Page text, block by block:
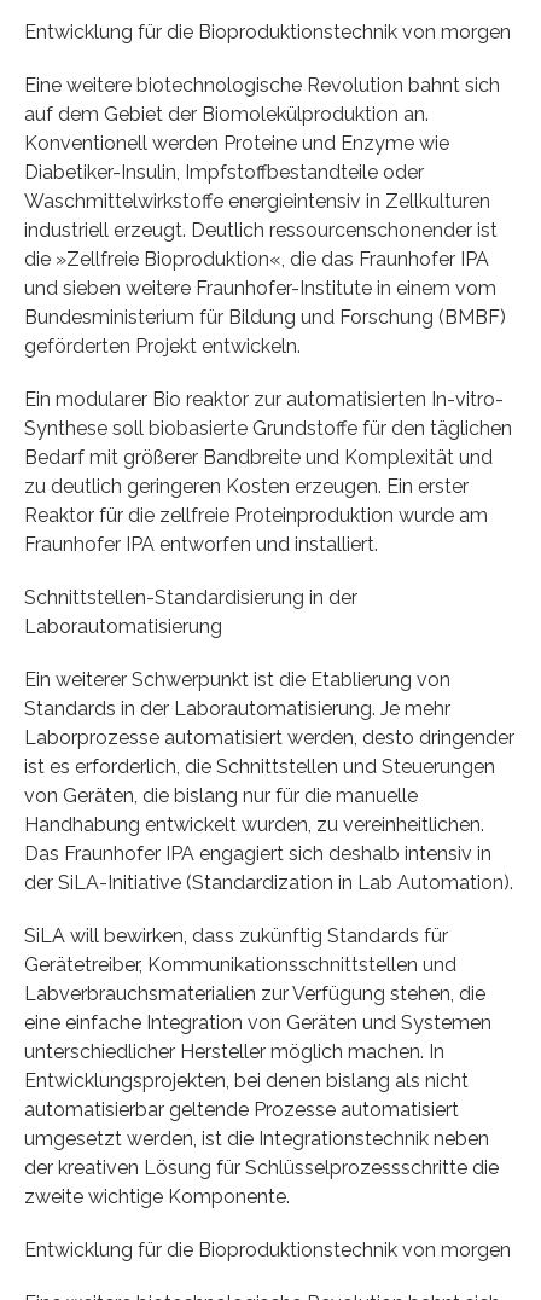
Entwicklung für die Bioproduktionstechnik von morgen
Eine weitere biotechnologische Revolution bahnt sich
auf dem Gebiet der Biomolekülproduktion an.
Konventionell werden Proteine und Enzyme wie
Diabetiker-Insulin, Impfstoffbestandteile oder
Waschmittelwirkstoffe energieintensiv in Zellkulturen
industriell erzeugt. Deutlich ressourcenschonender ist
die »Zellfreie Bioproduktion«, die das Fraunhofer IPA
und sieben weitere Fraunhofer-Institute in einem vom
Bundesministerium für Bildung und Forschung (BMBF)
geförderten Projekt entwickeln.
Ein modularer Bio reaktor zur automatisierten In-vitro-
Synthese soll biobasierte Grundstoffe für den täglichen
Bedarf mit größerer Bandbreite und Komplexität und
zu deutlich geringeren Kosten erzeugen. Ein erster
Reaktor für die zellfreie Proteinproduktion wurde am
Fraunhofer IPA entworfen und installiert.
Schnittstellen-Standardisierung in der
Laborautomatisierung
Ein weiterer Schwerpunkt ist die Etablierung von
Standards in der Laborautomatisierung. Je mehr
Laborprozesse automatisiert werden, desto dringender
ist es erforderlich, die Schnittstellen und Steuerungen
von Geräten, die bislang nur für die manuelle
Handhabung entwickelt wurden, zu vereinheitlichen.
Das Fraunhofer IPA engagiert sich deshalb intensiv in
der SiLA-Initiative (Standardization in Lab Automation).
SiLA will bewirken, dass zukünftig Standards für
Gerätetreiber, Kommunikationsschnittstellen und
Labverbrauchsmaterialien zur Verfügung stehen, die
eine einfache Integration von Geräten und Systemen
unterschiedlicher Hersteller möglich machen. In
Entwicklungsprojekten, bei denen bislang als nicht
automatisierbar geltende Prozesse automatisiert
umgesetzt werden, ist die Integrationstechnik neben
der kreativen Lösung für Schlüsselprozessschritte die
zweite wichtige Komponente.
Entwicklung für die Bioproduktionstechnik von morgen